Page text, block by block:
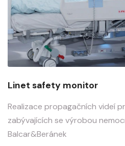
Linet safety monitor
Realizace propagačních videí
zabývajících se výrobou
Balcar&Beránek